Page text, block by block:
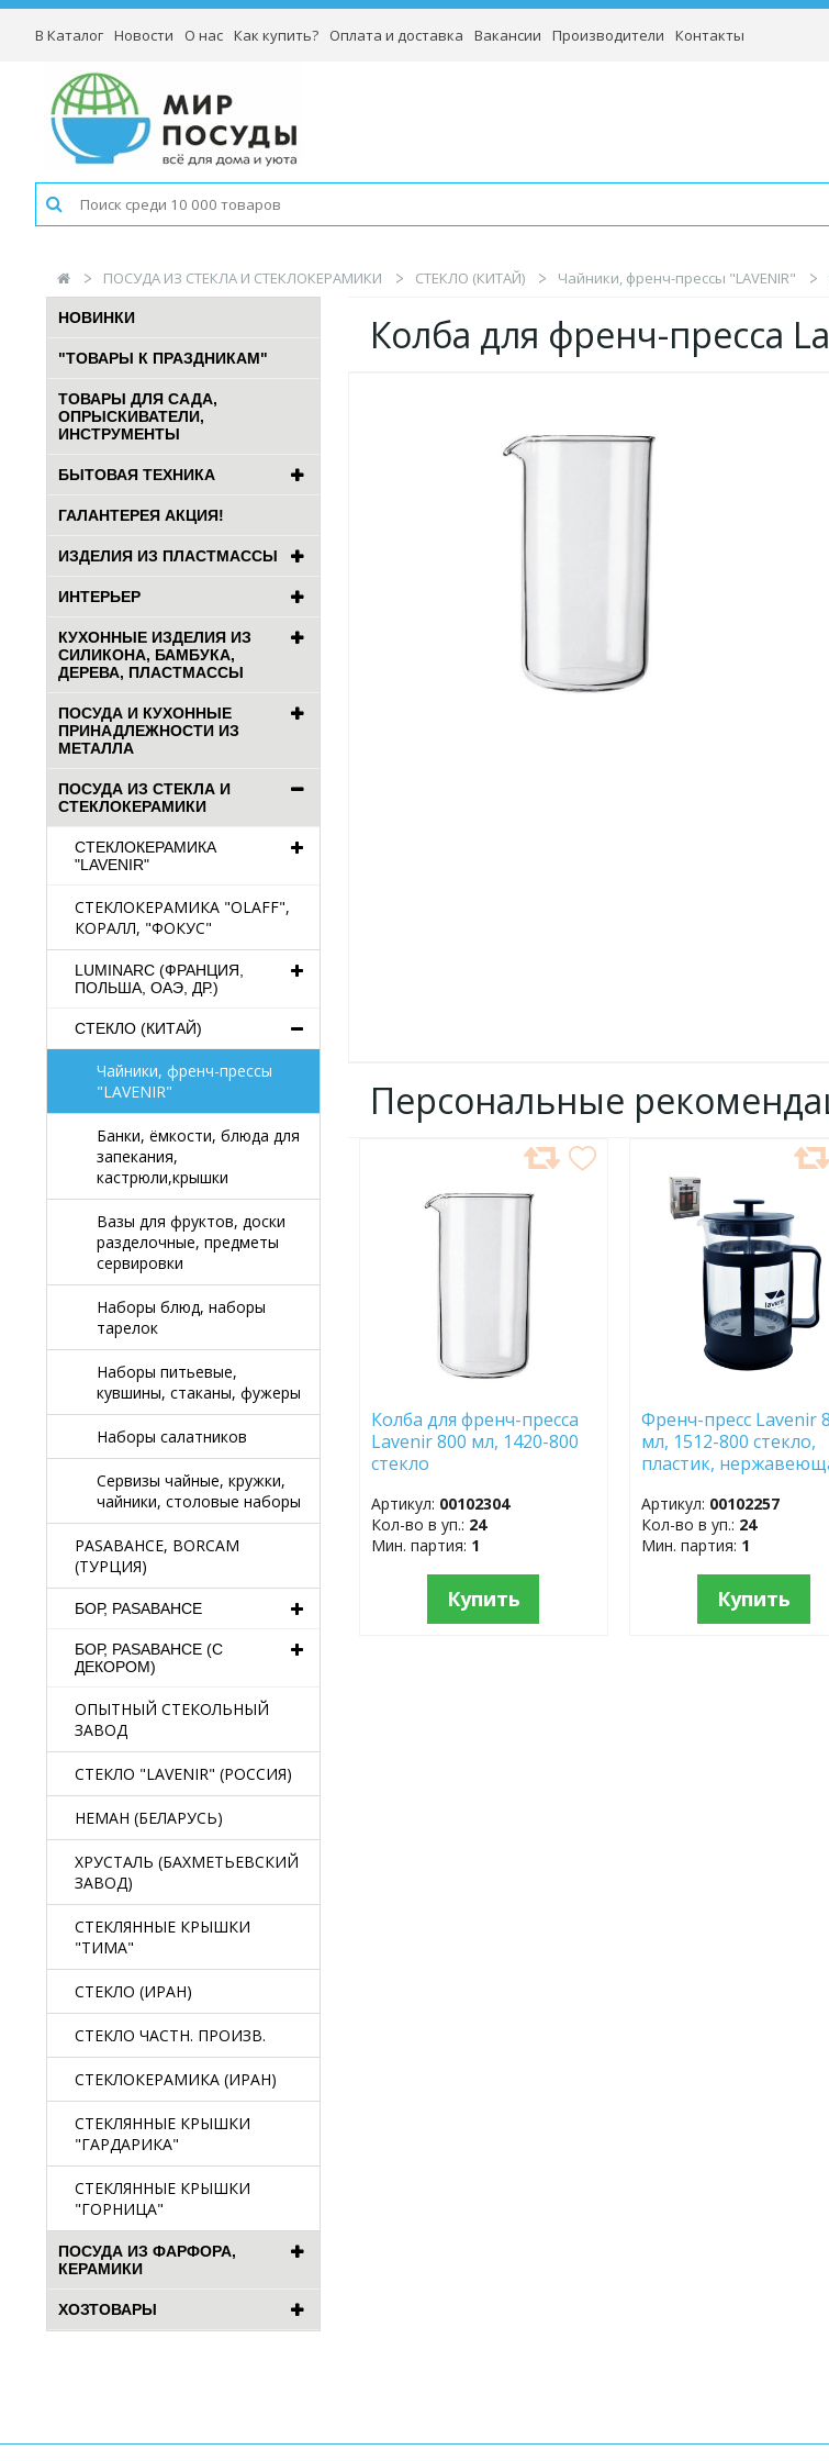
В Каталог Новости О нас Как купить? Оплата и доставка Вакансии Производители Контакты
ПОСУДА ИЗ СТЕКЛА И СТЕКЛОКЕРАМИКИ СТЕКЛО (КИТАЙ) Чайники, френч-прессы "LAVENIR"
НОВИНКИ
"ТОВАРЫ К ПРАЗДНИКАМ"
ТОВАРЫ ДЛЯ САДА,
ОПРЫСКИВАТЕЛИ,
ИНСТРУМЕНТЫ
БЫТОВАЯ ТЕХНИКА
ГАЛАНТЕРЕЯ АКЦИЯ!
ИЗДЕЛИЯ ИЗ ПЛАСТМАССЫ
ИНТЕРЬЕР
КУХОННЫЕ ИЗДЕЛИЯ ИЗ
СИЛИКОНА, БАМБУКА,
ДЕРЕВА, ПЛАСТМАССЫ
ПОСУДА И КУХОННЫЕ
ПРИНАДЛЕЖНОСТИ ИЗ
МЕТАЛЛА
ПОСУДА ИЗ СТЕКЛА И
СТЕКЛОКЕРАМИКИ
СТЕКЛОКЕРАМИКА
"LAVENIR"
СТЕКЛОКЕРАМИКА "OLAFF",
КОРАЛЛ, "ФОКУС"
LUMINARC (ФРАНЦИЯ,
ПОЛЬША, ОАЭ, ДР.)
СТЕКЛО (КИТАЙ)
Чайники, френч-прессы
"LAVENIR"
Банки, ёмкости, блюда для
запекания,
кастрюли,крышки
Вазы для фруктов, доски
разделочные, предметы
сервировки
Наборы блюд, наборы
тарелок
Наборы питьевые,
кувшины, стаканы, фужеры
Наборы салатников
Сервизы чайные, кружки,
чайники, столовые наборы
PASABAHCE, BORCAM
(ТУРЦИЯ)
БОР, PASABAHCE
БОР, PASABAHCE (С
ДЕКОРОМ)
ОПЫТНЫЙ СТЕКОЛЬНЫЙ
ЗАВОД
СТЕКЛО "LAVENIR" (РОССИЯ)
НЕМАН (БЕЛАРУСЬ)
ХРУСТАЛЬ (БАХМЕТЬЕВСКИЙ
ЗАВОД)
СТЕКЛЯННЫЕ КРЫШКИ
"ТИМА"
СТЕКЛО (ИРАН)
СТЕКЛО ЧАСТН. ПРОИЗВ.
СТЕКЛОКЕРАМИКА (ИРАН)
СТЕКЛЯННЫЕ КРЫШКИ
"ГАРДАРИКА"
СТЕКЛЯННЫЕ КРЫШКИ
"ГОРНИЦА"
ПОСУДА ИЗ ФАРФОРА,
КЕРАМИКИ
ХОЗТОВАРЫ
Колба для френч-пресса
Персональные
ИЗБРАННОЕ
Колба для френч-пресса
Lavenir 800 мл, 1420-800
стекло
Артикул: 00102304
Кол-во в уп.: 24
Мин. партия: 1
Купить
В
ИЗБРАННОЕ
Френч-пресс Lavenir
мл, 1512-800 стекло,
пластик,
Артикул: 00102257
Кол-во в уп.: 24
Мин. партия: 1
Купить